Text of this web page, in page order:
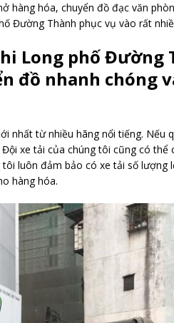
hàng hóa, chuyển đồ đạc văn
Đường Thành phục vụ vào rất
Long phố Đường
đồ nhanh chóng
nhất từ nhiều hãng nổi tiếng. Nếu
xe tải của chúng tôi cũng có thể
luôn đảm bảo có xe tải số lượng
hàng hóa.